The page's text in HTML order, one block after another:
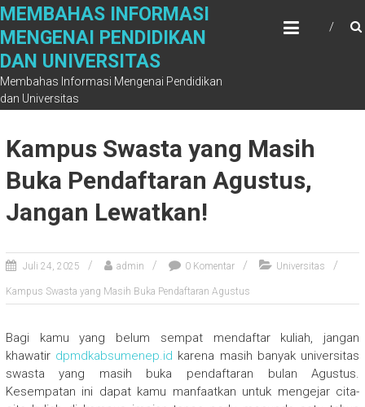
Skip
content
MEMBAHAS INFORMASI
MENGENAI PENDIDIKAN
DAN UNIVERSITAS
Membahas Informasi Mengenai Pendidikan
dan Universitas
Kampus Swasta yang Masih
Buka Pendaftaran Agustus,
Jangan Lewatkan!
Juli 24, 2025 admin 0 Komentar Universitas
Kampus Swasta yang Masih Buka Pendaftaran Agustus
Bagi kamu yang belum sempat mendaftar kuliah, jangan
khawatir dpmdkabsumenep.id karena masih banyak universitas
swasta yang masih buka pendaftaran bulan Agustus.
Kesempatan ini dapat kamu manfaatkan untuk mengejar cita-